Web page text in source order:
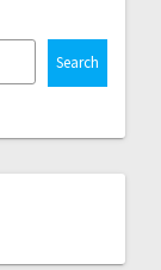
Search